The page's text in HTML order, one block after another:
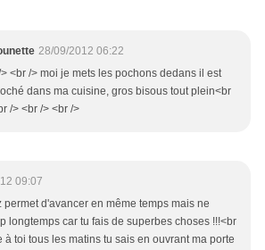
28/09/2012 06:22
<br /> moi je mets les pochons dedans il est
dans ma cuisine, gros bisous tout plein<br
/> <br /> <br />
09:07
permet d'avancer en même temps mais ne
longtemps car tu fais de superbes choses !!!<br
à toi tous les matins tu sais en ouvrant ma porte